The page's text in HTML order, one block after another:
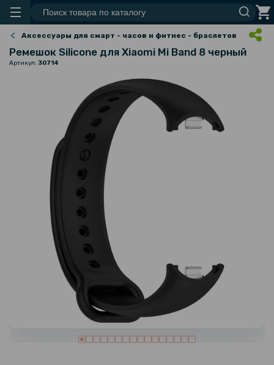
Аксессуары для смарт - часов и фитнес - браслетов
Ремешок Silicone для Xiaomi Mi Band 8 черный
Артикул: 30714